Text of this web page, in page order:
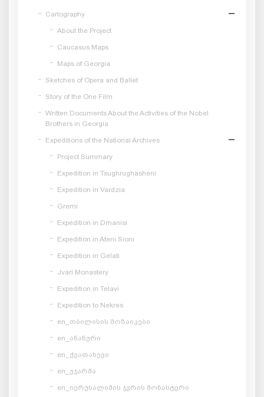
Cartography
About the Project
Caucasus Maps
Maps of Georgia
Sketches of Opera and Ballet
Story of the One Film
Written Documents About the Activities of the Nobel
Brothers in Georgia
Expeditions of the National Archives
Project Summary
Expedition in Tsughrughasheni
Expedition in Vardzia
Gremi
Expedition in Dmanisi
Expedition in Ateni Sioni
Expedition in Gelati
Jvari Monastery
Expedition in Telavi
Expedition to Nekres
en_თბილისის მოზაიკები
en_ანანური
en_ქვათახევი
en_უჯარმა
en_იერუსალიმის ჯვრის მონასტერი